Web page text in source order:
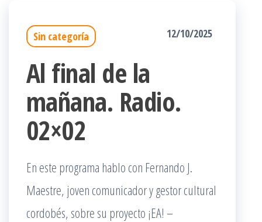
Sin categoría 12/10/2025
Al final de la
mañana. Radio.
02×02
En este programa hablo con Fernando J.
Maestre, joven comunicador y gestor cultural
cordobés, sobre su proyecto ¡EA! –